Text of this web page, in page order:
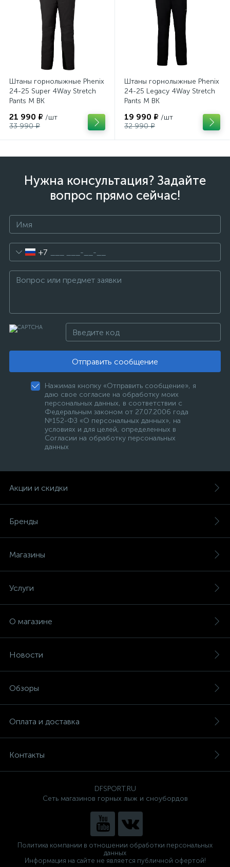
Штаны горнолыжные Phenix
24-25 Super 4Way Stretch
Pants M BK
21 990 ₽ /шт
33 990 ₽
Штаны горнолыжные Phenix
24-25 Legacy 4Way Stretch
Pants M BK
19 990 ₽ /шт
32 990 ₽
Нужна консультация? Задайте
вопрос прямо сейчас!
+7
Отправить сообщение
Нажимая кнопку «Отправить сообщение», я
даю свое согласие на обработку моих
персональных данных, в соответствии с
Федеральным законом от 27.07.2006 года
№152-ФЗ «О персональных данных», на
условиях и для целей, определенных в
Согласии на обработку персональных
данных
Акции и скидки
Бренды
Магазины
Услуги
О магазине
Новости
Обзоры
Оплата и доставка
Контакты
DFSPORT.RU
Сеть магазинов горных лыж и сноубордов
Политика компании в отношении обработки персональных
данных
Информация на сайте не является публичной офертой!